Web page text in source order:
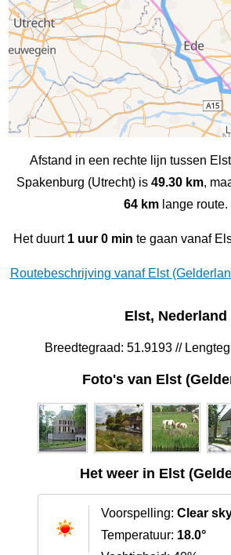
Afstand in een rechte lijn tussen
Spakenburg (Utrecht) is 49.30 km,
64 kmlange route.
Het duurt 1 uur 0 min te gaan vanaf
Routebeschrijving vanaf Elst
Elst, Nederland
Breedtegraad: 51.9193 //
Foto's van Elst
Het weer in Elst
Voorspelling: Clear
Temperatuur: 18.0°